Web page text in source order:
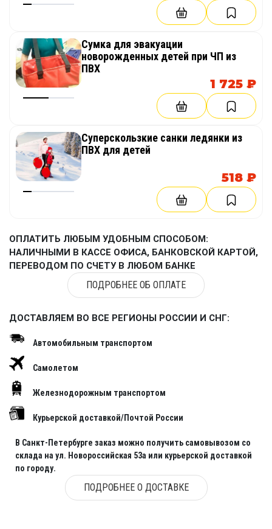
Сумка для эвакуации
новорожденных детей при ЧП из
ПВХ
1 725 ₽
Суперскользкие санки ледянки из
ПВХ для детей
518 ₽
ОПЛАТИТЬ ЛЮБЫМ УДОБНЫМ СПОСОБОМ:
НАЛИЧНЫМИ В КАССЕ ОФИСА, БАНКОВСКОЙ КАРТОЙ,
ПЕРЕВОДОМ ПО СЧЕТУ В ЛЮБОМ БАНКЕ
ПОДРОБНЕЕ ОБ ОПЛАТЕ
ДОСТАВЛЯЕМ ВО ВСЕ РЕГИОНЫ РОССИИ И СНГ:
Автомобильным транспортом
Самолетом
Железнодорожным транспортом
Курьерской доставкой/Почтой России
В Санкт-Петербурге заказ можно получить самовывозом со
склада на ул. Новороссийская 53а или курьерской доставкой
по городу.
ПОДРОБНЕЕ О ДОСТАВКЕ